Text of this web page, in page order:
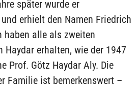
später wurde er
erhielt den Namen Friedrich
haben alle als zweiten
Haydar erhalten, wie der 1947
Prof. Götz Haydar Aly. Die
Familie ist bemerkenswert –